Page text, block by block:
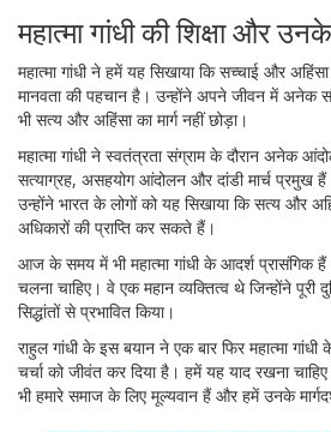
महात्मा गांधी की शिक्षा और
महात्मा गांधी ने हमें यह सिखाया कि सच्चाई और
मानवता की पहचान है। उन्होंने अपने जीवन में अनेक
भी सत्य और अहिंसा का मार्ग नहीं छोड़ा।
महात्मा गांधी ने स्वतंत्रता संग्राम के दौरान अनेक
सत्याग्रह, असहयोग आंदोलन और दांडी मार्च प्रमुख
उन्होंने भारत के लोगों को यह सिखाया कि सत्य और
अधिकारों की प्राप्ति कर सकते हैं।
आज के समय में भी महात्मा गांधी के आदर्श प्रासंगिक हैं
चलना चाहिए। वे एक महान व्यक्तित्व थे जिन्होंने पूरी
सिद्धांतों से प्रभावित किया।
राहुल गांधी के इस बयान ने एक बार फिर महात्मा
चर्चा को जीवंत कर दिया है। हमें यह याद रखना
भी हमारे समाज के लिए मूल्यवान हैं और हमें उनके